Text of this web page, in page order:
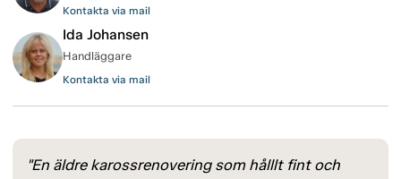
Kontakta via mail
Ida Johansen
Handläggare
Kontakta via mail
"En äldre karossrenovering som hålllt fint och